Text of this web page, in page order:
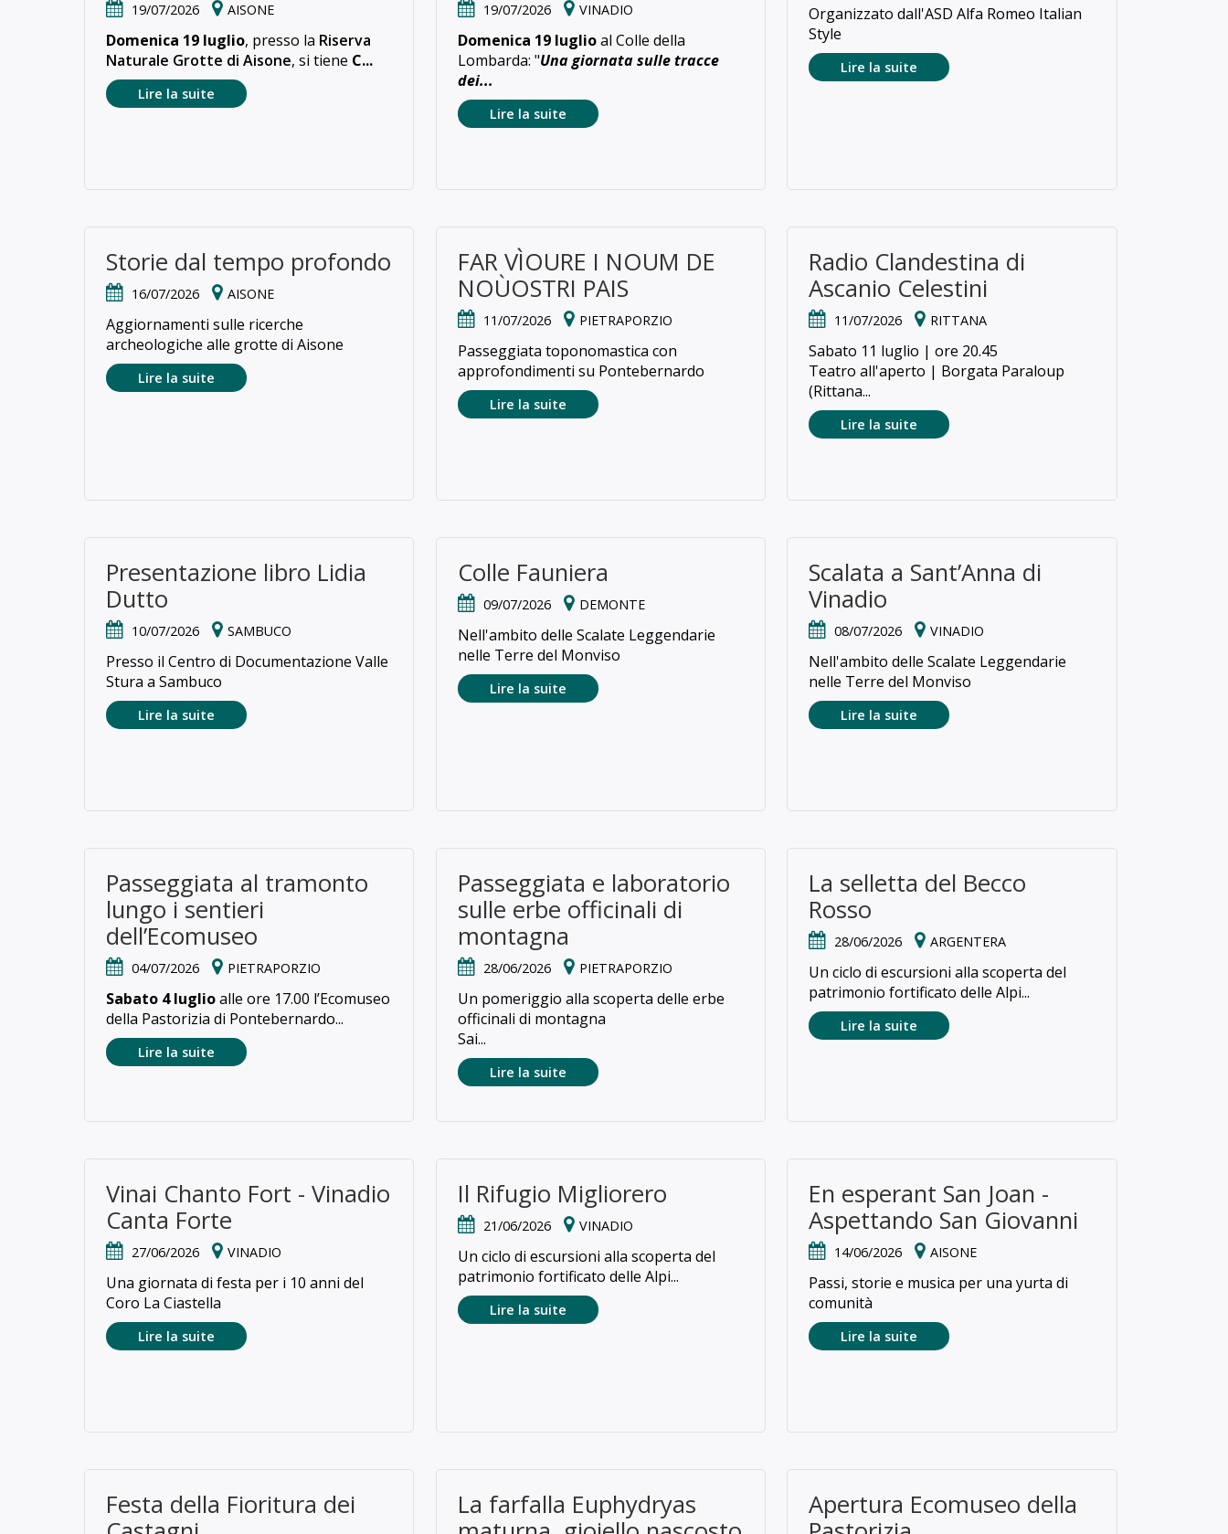
19/07/2026 AISONE
Domenica 19 luglio, presso la Riserva
Naturale Grotte di Aisone, si tiene C...
Lire la suite
19/07/2026 VINADIO
Domenica 19 luglioal Colle della
Lombarda: "Una giornata sulle tracce
dei...
Lire la suite
Organizzato dall'ASD Alfa Romeo Italian
Style
Lire la suite
Storie dal tempo profondo
16/07/2026 AISONE
Aggiornamenti sulle ricerche
archeologiche alle grotte di Aisone
Lire la suite
FAR VÌOURE I NOUM DE
NOÙOSTRI PAIS
11/07/2026 PIETRAPORZIO
Passeggiata toponomastica con
approfondimenti su Pontebernardo
Lire la suite
Radio Clandestina di
Ascanio Celestini
11/07/2026 RITTANA
Sabato 11 luglio | ore 20.45
Teatro all'aperto | Borgata Paraloup
(Rittana...
Lire la suite
Presentazione libro Lidia
Dutto
10/07/2026 SAMBUCO
Presso il Centro di Documentazione Valle
Stura a Sambuco
Lire la suite
Colle Fauniera
09/07/2026 DEMONTE
Nell'ambito delle Scalate Leggendarie
nelle Terre del Monviso
Lire la suite
Scalata a Sant’Anna di
Vinadio
08/07/2026 VINADIO
Nell'ambito delle Scalate Leggendarie
nelle Terre del Monviso
Lire la suite
Passeggiata al tramonto
lungo i sentieri
dell’Ecomuseo
04/07/2026 PIETRAPORZIO
Sabato 4 luglioalle ore 17.00 l’Ecomuseo
della Pastorizia di Pontebernardo...
Lire la suite
Passeggiata e laboratorio
sulle erbe officinali di
montagna
28/06/2026 PIETRAPORZIO
Un pomeriggio alla scoperta delle erbe
officinali di montagna
Sai...
Lire la suite
La selletta del Becco
Rosso
28/06/2026 ARGENTERA
Un ciclo di escursioni alla scoperta del
patrimonio fortificato delle Alpi...
Lire la suite
Vinai Chanto Fort - Vinadio
Canta Forte
27/06/2026 VINADIO
Una giornata di festa per i 10 anni del
Coro La Ciastella
Lire la suite
Il Rifugio Migliorero
21/06/2026 VINADIO
Un ciclo di escursioni alla scoperta del
patrimonio fortificato delle Alpi...
Lire la suite
En esperant San Joan -
Aspettando San Giovanni
14/06/2026 AISONE
Passi, storie e musica per una yurta di
comunità
Lire la suite
Festa della Fioritura dei
La farfalla Euphydryas
Apertura Ecomuseo della